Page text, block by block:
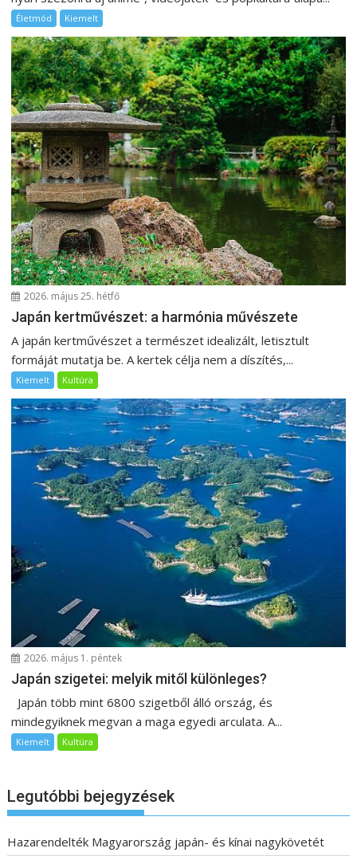
Életmód Kiemelt
2026. május 25. hétfő
Japán kertművészet: a harmónia művészete
A japán kertművészet a természet idealizált, letisztult
formáját mutatja be. A kertek célja nem a díszítés,...
Kiemelt Kultúra
2026. május 1. péntek
Japán szigetei: melyik mitől különleges?
Japán több mint 6800 szigetből álló ország, és
mindegyiknek megvan a maga egyedi arculata. A...
Kiemelt Kultúra
Legutóbbi bejegyzések
Hazarendelték Magyarország japán- és kínai nagykövetét